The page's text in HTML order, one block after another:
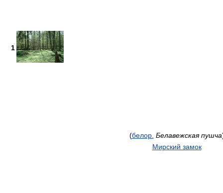
1
(белор. Белавежская пушча
Мирский замок